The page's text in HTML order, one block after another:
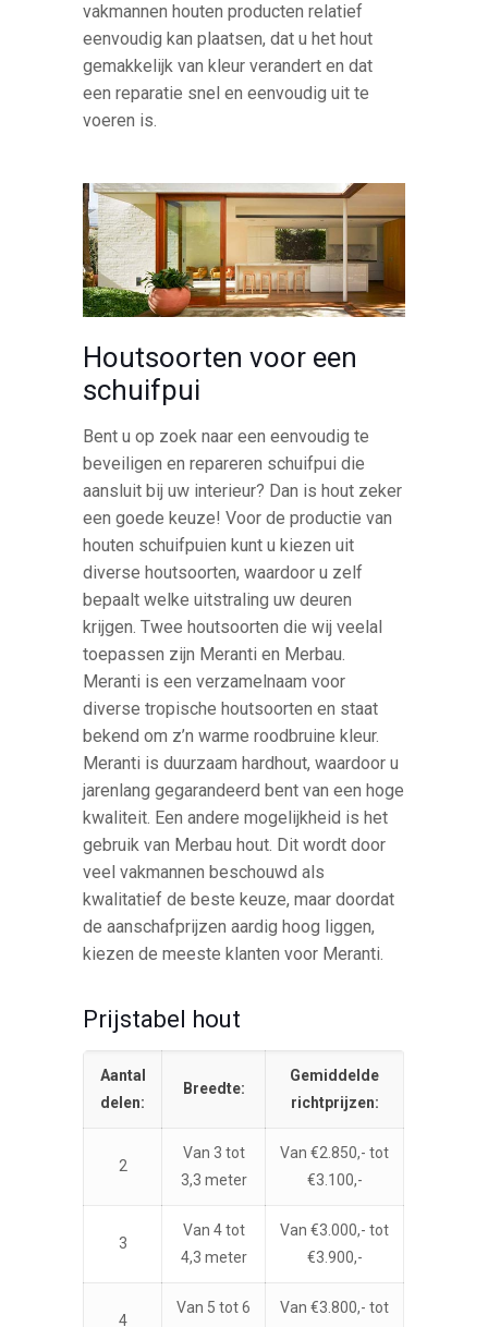
vakmannen houten producten relatief
eenvoudig kan plaatsen, dat u het hout
gemakkelijk van kleur verandert en dat
een reparatie snel en eenvoudig uit te
voeren is.
Houtsoorten voor een
schuifpui
Bent u op zoek naar een eenvoudig te
beveiligen en repareren schuifpui die
aansluit bij uw interieur? Dan is hout zeker
een goede keuze! Voor de productie van
houten schuifpuien kunt u kiezen uit
diverse houtsoorten, waardoor u zelf
bepaalt welke uitstraling uw deuren
krijgen. Twee houtsoorten die wij veelal
toepassen zijn Meranti en Merbau.
Meranti is een verzamelnaam voor
diverse tropische houtsoorten en staat
bekend om z’n warme roodbruine kleur.
Meranti is duurzaam hardhout, waardoor u
jarenlang gegarandeerd bent van een hoge
kwaliteit. Een andere mogelijkheid is het
gebruik van Merbau hout. Dit wordt door
veel vakmannen beschouwd als
kwalitatief de beste keuze, maar doordat
de aanschafprijzen aardig hoog liggen,
kiezen de meeste klanten voor Meranti.
Prijstabel hout
Aantal
delen:
Breedte:
Gemiddelde
richtprijzen:
2
Van 3 tot
3,3 meter
Van €2.850,- tot
€3.100,-
3
Van 4 tot
4,3 meter
Van €3.000,- tot
€3.900,-
4
Van 5 tot 6
Van €3.800,- tot